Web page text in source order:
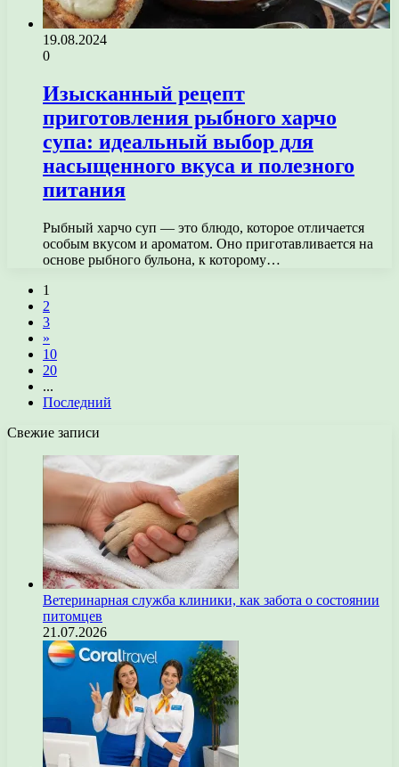
19.08.2024
0
Изысканный рецепт
приготовления рыбного харчо
супа: идеальный выбор для
насыщенного вкуса и полезного
питания
Рыбный харчо суп — это блюдо, которое отличается
особым вкусом и ароматом. Оно приготавливается на
основе рыбного бульона, к которому…
1
2
3
»
10
20
...
Последний
Свежие записи
Ветеринарная служба клиники, как забота о состоянии
питомцев
21.07.2026